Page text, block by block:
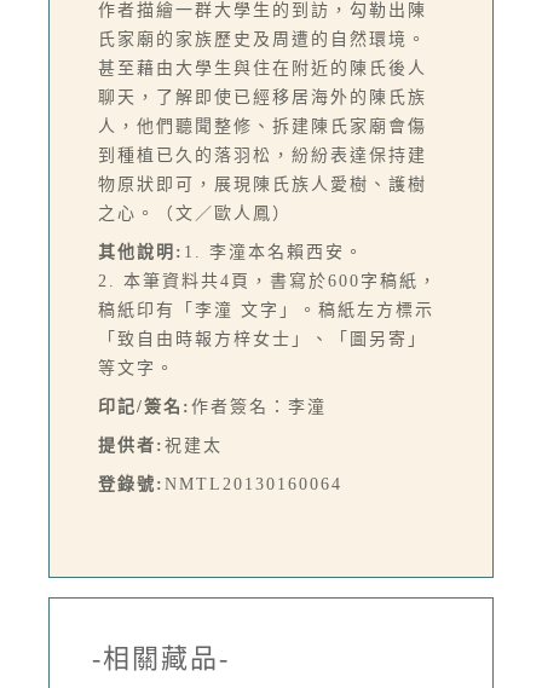
作者描繪一群大學生的到訪，勾勒出陳
氏家廟的家族歷史及周遭的自然環境。
甚至藉由大學生與住在附近的陳氏後人
聊天，了解即使已經移居海外的陳氏族
人，他們聽聞整修、拆建陳氏家廟會傷
到種植已久的落羽松，紛紛表達保持建
物原狀即可，展現陳氏族人愛樹、護樹
之心。（文／歐人鳳）
其他說明: 1. 李潼本名賴西安。
2. 本筆資料共4頁，書寫於600字稿紙，
稿紙印有「李潼 文字」。稿紙左方標示
「致自由時報方梓女士」、「圖另寄」
等文字。
印記/簽名: 作者簽名：李潼
提供者: 祝建太
登錄號: NMTL20130160064
-相關藏品-